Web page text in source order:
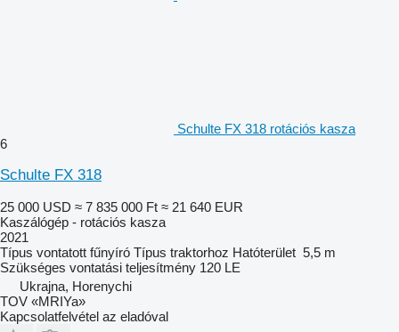
Schulte FX 318 rotációs kasza
6
Schulte FX 318
25 000 USD ≈ 7 835 000 Ft ≈ 21 640 EUR
Kaszálógép - rotációs kasza
2021
Típus vontatott fűnyíró Típus traktorhoz Hatóterület 5,5 m
Szükséges vontatási teljesítmény 120 LE
Ukrajna, Horenychi
TOV «MRIYa»
Kapcsolatfelvétel az eladóval